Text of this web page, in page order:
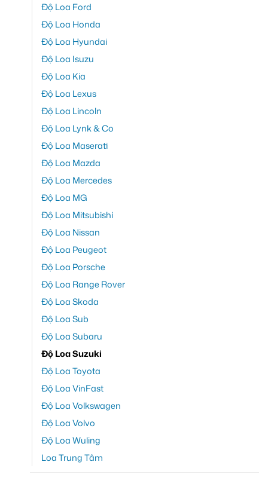
Độ Loa Ford
Độ Loa Honda
Độ Loa Hyundai
Độ Loa Isuzu
Độ Loa Kia
Độ Loa Lexus
Độ Loa Lincoln
Độ Loa Lynk & Co
Độ Loa Maserati
Độ Loa Mazda
Độ Loa Mercedes
Độ Loa MG
Độ Loa Mitsubishi
Độ Loa Nissan
Độ Loa Peugeot
Độ Loa Porsche
Độ Loa Range Rover
Độ Loa Skoda
Độ Loa Sub
Độ Loa Subaru
Độ Loa Suzuki
Độ Loa Toyota
Độ Loa VinFast
Độ Loa Volkswagen
Độ Loa Volvo
Độ Loa Wuling
Loa Trung Tâm